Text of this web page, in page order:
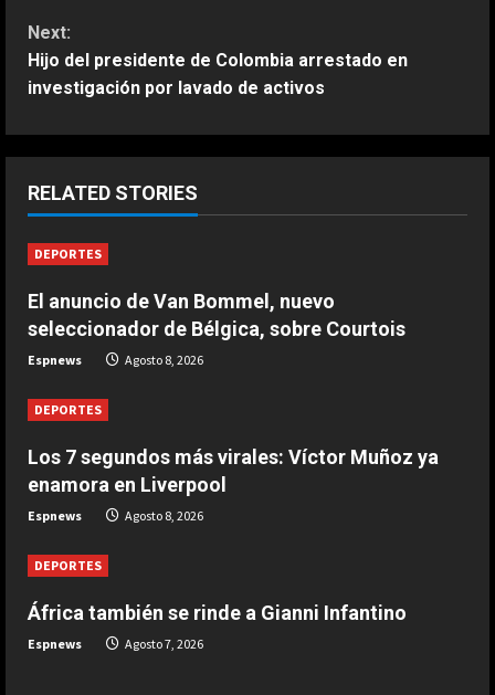
n
i
n
u
e
R
a
d
i
n
g
Next:
Hijo del presidente de Colombia arrestado en
investigación por lavado de activos
RELATED STORIES
DEPORTES
El anuncio de Van Bommel, nuevo
seleccionador de Bélgica, sobre Courtois
Espnews Agosto 8, 2026
DEPORTES
Los 7 segundos más virales: Víctor Muñoz ya
enamora en Liverpool
Espnews Agosto 8, 2026
DEPORTES
África también se rinde a Gianni Infantino
Espnews Agosto 7, 2026
ESPAÑA
La idea de Verstappen que quiere
copiar de Alonso: “Es una fuente de
ESPAÑA
Tremendo mensaje de Jorge
MotoGP”
El expiloto que ‘avisa’ muy
seriamente a Márquez: “Tendrá que
arriesgar mucho con Acosta”
El Senado de EE.UU. aprueba
sanciones que apuntan contra Putin